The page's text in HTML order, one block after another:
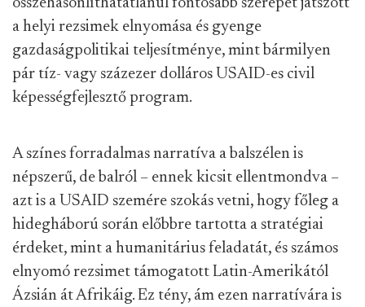
összehasonlíthatatlanul fontosabb szerepet játszott
a helyi rezsimek elnyomása és gyenge
gazdaságpolitikai teljesítménye, mint bármilyen
pár tíz- vagy százezer dolláros USAID-es civil
képességfejlesztő program.
A színes forradalmas narratíva a balszélen is
népszerű, de balról – ennek kicsit ellentmondva –
azt is a USAID szemére szokás vetni, hogy főleg a
hidegháború során előbbre tartotta a stratégiai
érdeket, mint a humanitárius feladatát, és számos
elnyomó rezsimet támogatott Latin-Amerikától
Ázsián át Afrikáig. Ez tény, ám ezen narratívára is